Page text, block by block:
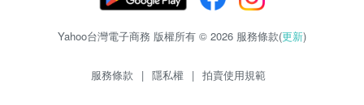
Yahoo台灣電子商務 版權所有 © 2026 服務條款(更新)
服務條款 | 隱私權 | 拍賣使用規範